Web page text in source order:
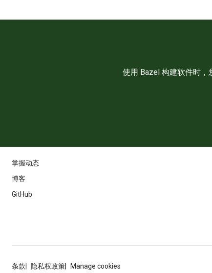
使用 Bazel 构建软件时
掌握动态
博客
GitHub
条款 隐私权政策 Manage cookies